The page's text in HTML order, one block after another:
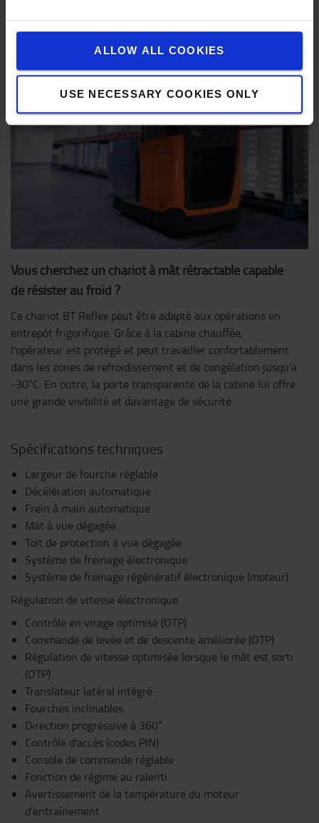
ALLOW ALL COOKIES
USE NECESSARY COOKIES ONLY
Vous cherchez un chariot à mât rétractable capable
de résister au froid ?
Ce chariot BT Reflex peut être adapté aux opérations en
entrepôt frigorifique. Grâce à la cabine chauffée,
l'opérateur est protégé et peut travailler confortablement
dans les zones de refroidissement et de congélation jusqu'à
-30°C. En outre, la porte transparente de la cabine lui offre
une grande visibilité et davantage de sécurité.
Spécifications techniques
Largeur de fourche réglable
Décélération automatique
Frein à main automatique
Mât à vue dégagée
Toit de protection à vue dégagée
Système de freinage électronique
Système de freinage régénératif électronique (moteur)
Régulation de vitesse électronique
Contrôle en virage optimisé (OTP)
Commande de levée et de descente améliorée (OTP)
Régulation de vitesse optimisée lorsque le mât est sorti
(OTP)
Translateur latéral intégré
Fourches inclinables
Direction progressive à 360°
Contrôle d'accès (codes PIN)
Console de commande réglable
Fonction de régime au ralenti
Avertissement de la température du moteur
d’entraînement